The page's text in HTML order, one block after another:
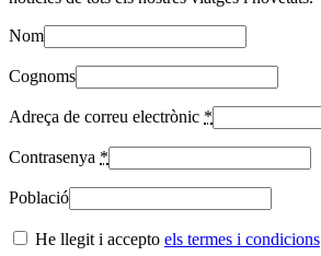
Nom
Cognoms
Adreça de correu electrònic *
Contrasenya *
Població
He llegit i accepto els termes i condicions